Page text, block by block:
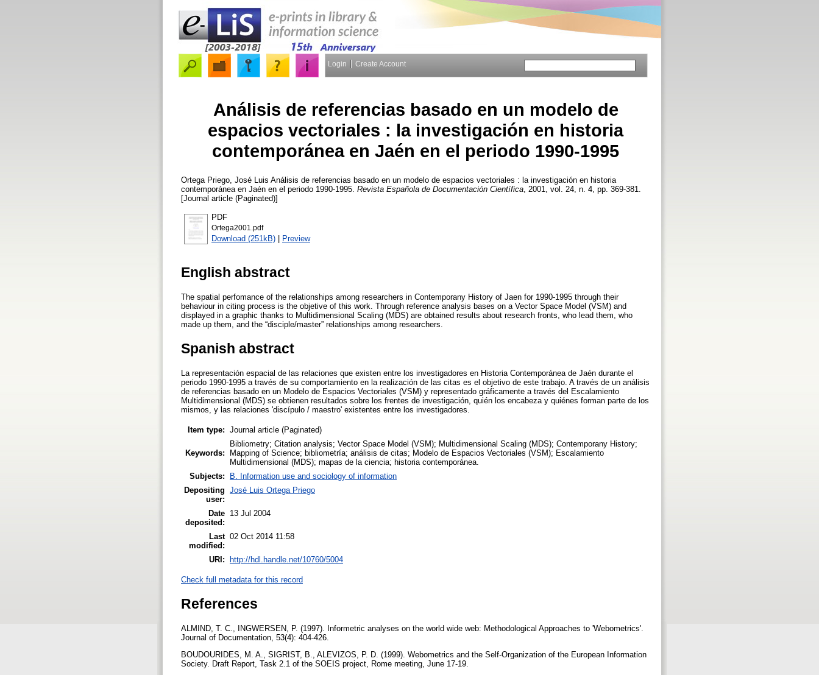
Login Create Account
Análisis de referencias basado en un modelo de
espacios vectoriales : la investigación en historia
contemporánea en Jaén en el periodo 1990-1995
Ortega Priego, José Luis Análisis de referencias basado en un modelo de espacios vectoriales : la investigación en historia
contemporánea en Jaén en el periodo 1990-1995. Revista Española de Documentación Científica , 2001, vol. 24, n. 4, pp. 369-381.
[Journal article (Paginated)]
PDF
Ortega2001.pdf
Download (251kB) | Preview
English abstract
The spatial perfomance of the relationships among researchers in Contemporany History of Jaen for 1990-1995 through their
behaviour in citing process is the objetive of this work. Through reference analysis bases on a Vector Space Model (VSM) and
displayed in a graphic thanks to Multidimensional Scaling (MDS) are obtained results about research fronts, who lead them, who
made up them, and the “disciple/master” relationships among researchers.
Spanish abstract
La representación espacial de las relaciones que existen entre los investigadores en Historia Contemporánea de Jaén durante el
periodo 1990-1995 a través de su comportamiento en la realización de las citas es el objetivo de este trabajo. A través de un análisis
de referencias basado en un Modelo de Espacios Vectoriales (VSM) y representado gráficamente a través del Escalamiento
Multidimensional (MDS) se obtienen resultados sobre los frentes de investigación, quién los encabeza y quiénes forman parte de los
mismos, y las relaciones 'discípulo / maestro' existentes entre los investigadores.
Item type: Journal article (Paginated)
Keywords:
Bibliometry; Citation analysis; Vector Space Model (VSM); Multidimensional Scaling (MDS); Contemporany History;
Mapping of Science; bibliometría; análisis de citas; Modelo de Espacios Vectoriales (VSM); Escalamiento
Multidimensional (MDS); mapas de la ciencia; historia contemporánea.
Subjects:
B. Information use and sociology of information
Depositing
user:
José Luis Ortega Priego
Date
deposited:
13 Jul 2004
Last
modified:
02 Oct 2014 11:58
URI: http://hdl.handle.net/10760/5004
Check full metadata for this record
References
ALMIND, T. C., INGWERSEN, P. (1997). Informetric analyses on the world wide web: Methodological Approaches to 'Webometrics'.
Journal of Documentation, 53(4): 404-426.
BOUDOURIDES, M. A., SIGRIST, B., ALEVIZOS, P. D. (1999). Webometrics and the Self-Organization of the European Information
Society. Draft Report, Task 2.1 of the SOEIS project, Rome meeting, June 17-19.